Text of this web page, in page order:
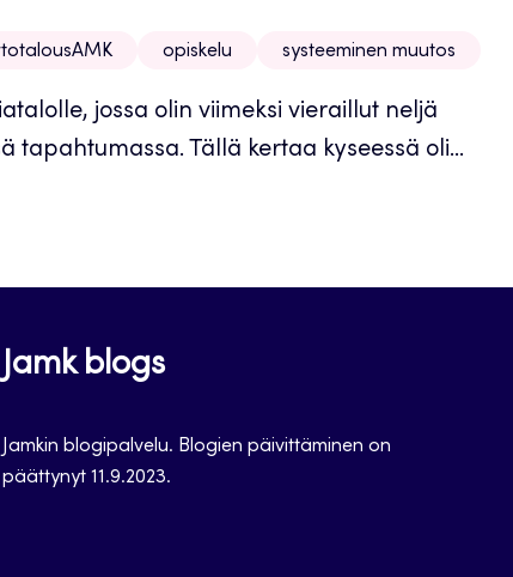
opiskelu systeeminen muutos
jossa olin viimeksi vieraillut neljä
tapahtumassa. Tällä kertaa kyseessä oli...
Jamk blogs
Jamkin blogipalvelu. Blogien päivittäminen on
päättynyt 11.9.2023.